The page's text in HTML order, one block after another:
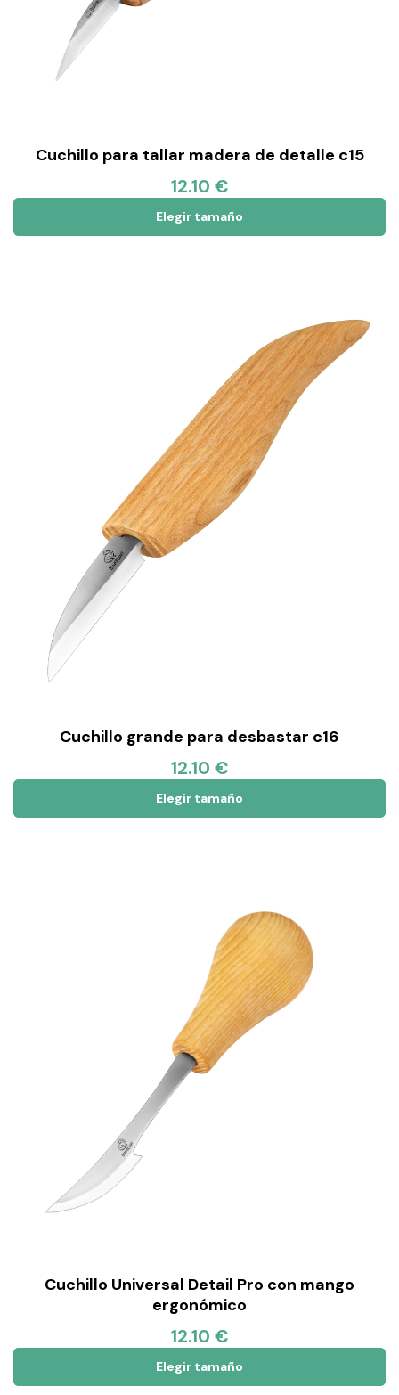
Cuchillo para tallar madera de detalle c15
12.10 €
Elegir tamaño
Cuchillo grande para desbastar c16
12.10 €
Elegir tamaño
Cuchillo Universal Detail Pro con mango
ergonómico
12.10 €
Elegir tamaño